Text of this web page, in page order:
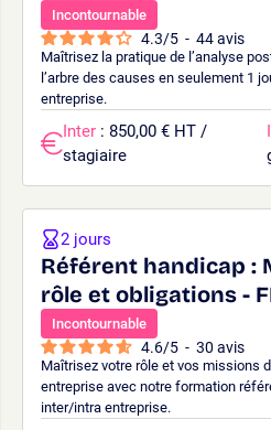
Incontournable
4.3/5 - 44avis
Maîtrisez la pratique de l’analyse
l’arbre des causes en seulement 1
entreprise.
Inter : 850,00 € HT /
stagiaire
Référent handicap :
rôle et obligations -
Incontournable
4.6/5 - 30 avis
Maîtrisez votre rôle et vos missions
entreprise avec notre formation
inter/intra entreprise.
2 jours